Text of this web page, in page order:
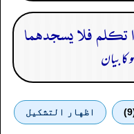
کا بیان
اظهار التشكيل